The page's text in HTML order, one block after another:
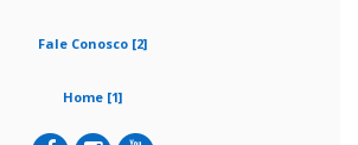
Fale Conosco [2]
Home [1]